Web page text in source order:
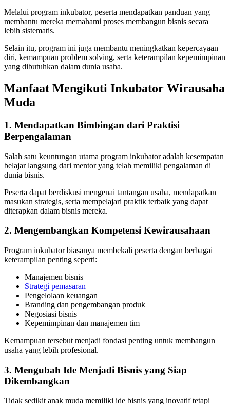
Melalui program inkubator, peserta mendapatkan panduan yang
membantu mereka memahami proses membangun bisnis secara
lebih sistematis.
Selain itu, program ini juga membantu meningkatkan kepercayaan
diri, kemampuan problem solving, serta keterampilan kepemimpinan
yang dibutuhkan dalam dunia usaha.
Manfaat Mengikuti Inkubator Wirausaha
Muda
1. Mendapatkan Bimbingan dari Praktisi
Berpengalaman
Salah satu keuntungan utama program inkubator adalah kesempatan
belajar langsung dari mentor yang telah memiliki pengalaman di
dunia bisnis.
Peserta dapat berdiskusi mengenai tantangan usaha, mendapatkan
masukan strategis, serta mempelajari praktik terbaik yang dapat
diterapkan dalam bisnis mereka.
2. Mengembangkan Kompetensi Kewirausahaan
Program inkubator biasanya membekali peserta dengan berbagai
keterampilan penting seperti:
Manajemen bisnis
Strategi pemasaran
Pengelolaan keuangan
Branding dan pengembangan produk
Negosiasi bisnis
Kepemimpinan dan manajemen tim
Kemampuan tersebut menjadi fondasi penting untuk membangun
usaha yang lebih profesional.
3. Mengubah Ide Menjadi Bisnis yang Siap
Dikembangkan
Tidak sedikit anak muda memiliki ide bisnis yang inovatif tetapi